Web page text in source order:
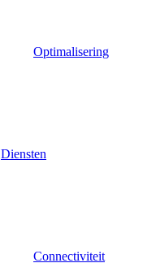
Optimalisering
Diensten
Connectiviteit